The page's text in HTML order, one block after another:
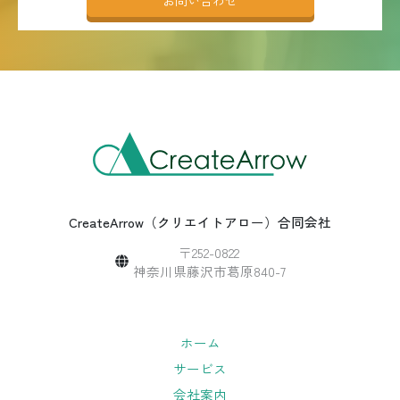
CreateArrow（クリエイトアロー）合同会社
〒252-0822
神奈川県藤沢市葛原840-7
ホーム
サービス
会社案内